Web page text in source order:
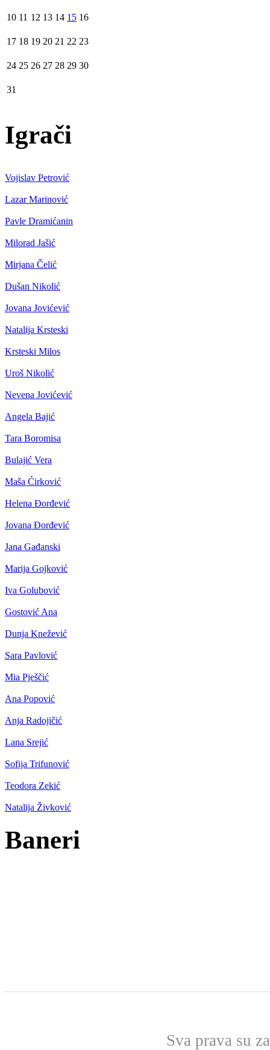
10 11 12 13 14 15 16
17 18 19 20 21 22 23
24 25 26 27 28 29 30
31
Igrači
Vojislav Petrović
Lazar Marinović
Pavle Dramićanin
Milorad Jašić
Mirjana Čelić
Dušan Nikolić
Jovana Jovićević
Natalija Krsteski
Krsteski Milos
Uroš Nikolić
Nevena Jovićević
Angela Bajić
Tara Boromisa
Bulajić Vera
Maša Ćirković
Helena Đorđević
Jovana Đorđević
Jana Gađanski
Marija Gojković
Iva Golubović
Gostović Ana
Dunja Knežević
Sara Pavlović
Mia Pješčić
Ana Popović
Anja Radojičić
Lana Srejić
Sofija Trifunović
Teodora Zekić
Natalija Živković
Baneri
Sva prava su